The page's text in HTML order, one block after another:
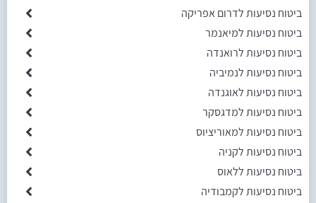
ביטוח נסיעות לדרום אפריקה
ביטוח נסיעות למיאנמר
ביטוח נסיעות לרואנדה
ביטוח נסיעות לנמיביה
ביטוח נסיעות לאוגנדה
ביטוח נסיעות למדגסקר
ביטוח נסיעות למאוריציוס
ביטוח נסיעות לקניה
ביטוח נסיעות ללאוס
ביטוח נסיעות לקמבודיה